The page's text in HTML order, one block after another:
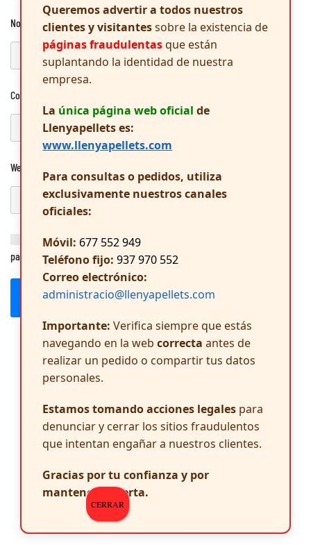
Nombre*
Correo electrónico
Web
Guarda mi nombre, correo electrónico y web en este navegador
para la próxima vez que comente.
Publicar el comentario
Queremos advertir a todos nuestros
clientes y visitantessobre la existencia de
páginas fraudulentasque están
suplantando la identidad de nuestra
empresa.
La única página web oficial de
Llenyapellets es:
www.llenyapellets.com
Para consultas o pedidos, utiliza
exclusivamente nuestros canales
oficiales:
Móvil: 677 552 949
Teléfono fijo: 937 970 552
Correo electrónico:
administracio@llenyapellets.com
Importante: Verifica siempre que estás
navegando en la webcorrecta antes de
realizar un pedido o compartir tus datos
personales.
Estamos tomando acciones legales para
denunciar y cerrar los sitios fraudulentos
que intentan engañar a nuestros clientes.
Gracias por tu confianza y por
mantenerte alerta.
CERRAR